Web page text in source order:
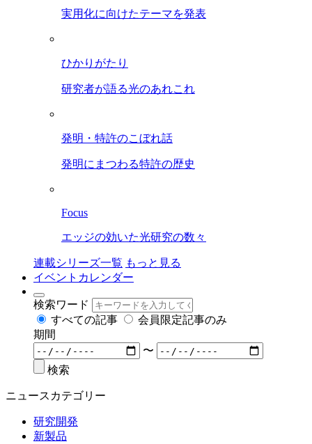
実用化に向けたテーマを発表
ひかりがたり
研究者が語る光のあれこれ
発明・特許のこぼれ話
発明にまつわる特許の歴史
Focus
エッジの効いた光研究の数々
連載シリーズ一覧 もっと見る
イベントカレンダー
検索ワード
すべての記事
会員限定記事のみ
期間
〜
検索
ニュースカテゴリー
研究開発
新製品